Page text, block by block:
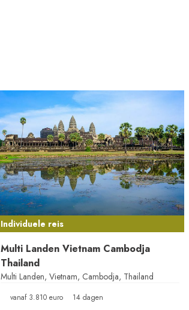
Individuele reis
Multi Landen Vietnam Cambodja
Thailand
Multi Landen, Vietnam, Cambodja, Thailand
vanaf 3.810 euro 14 dagen